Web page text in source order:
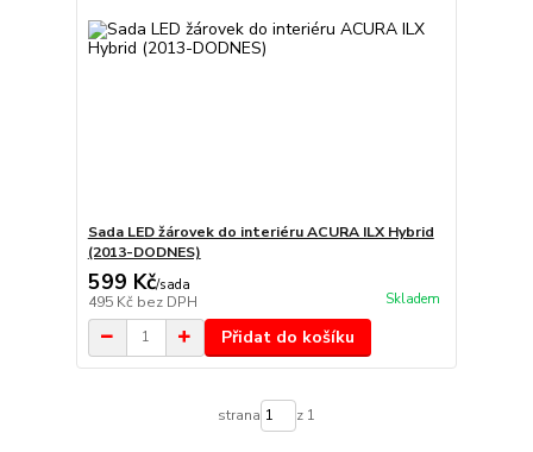
Sada LED žárovek do interiéru ACURA ILX Hybrid
(2013-DODNES)
599 Kč/sada
495 Kč bez DPH Skladem
Přidat do košíku
strana z 1